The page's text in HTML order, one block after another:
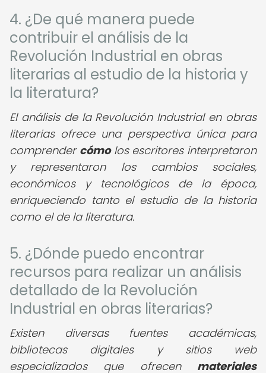
4. ¿De qué manera puede
contribuir el análisis de la
Revolución Industrial en obras
literarias al estudio de la historia y
la literatura?
El análisis de la Revolución Industrial en obras
literarias ofrece una perspectiva única para
comprender cómolos escritores interpretaron
y representaron los cambios sociales,
económicos y tecnológicos de la época,
enriqueciendo tanto el estudio de la historia
como el de la literatura.
5. ¿Dónde puedo encontrar
recursos para realizar un análisis
detallado de la Revolución
Industrial en obras literarias?
Existen diversas fuentes académicas,
bibliotecas digitales y sitios web
especializados que ofrecen materiales